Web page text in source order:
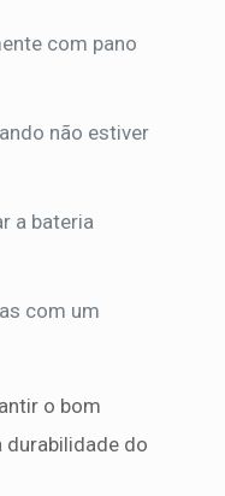
com pano
não estiver
a bateria
com um
o bom
do